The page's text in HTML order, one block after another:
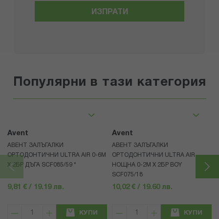
ИЗПРАТИ
Популярни в тази категория
Avent
АВЕНТ ЗАЛЪГАЛКИ
ОРТОДОНТИЧНИ ULTRA AIR 0-6M
Х 2БР ДЪГА SCF085/59 *
9,81 € / 19.19 лв.
КУПИ
Avent
АВЕНТ ЗАЛЪГАЛКИ
ОРТОДОНТИЧНИ ULTRA AIR
НОЩНА 0-2M X 2БР BOY
SCF075/18
10,02 € / 19.60 лв.
КУПИ